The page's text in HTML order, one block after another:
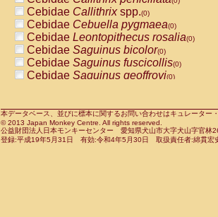
CercopithecidaeCercocebus agilis
CercopithecidaeCercocebus
CercopithecidaeCercocebus
CercopithecidaeCercocebus
CercopithecidaeCercocebus
CercopithecidaeCercocebushybrid
CercopithecidaePapio anubis(0)
CercopithecidaePapio cynocephalus
CercopithecidaePapio hamadryas(0)
Cebidae Callithrixspp.(0)
Cebidae Cebuella pygmaea(0)
Cebidae Leontopithecus rosalia(0)
Cebidae Saguinus bicolor(0)
Cebidae Saguinus fuscicollis(0)
Cebidae Saguinus geoffroyi(0)
CebidaeSaguinus leucopus(0)
CebidaeSaguinus midas(0)
Cebidae Saguinus mystax(0)
本データベース、並びに標本に関するお問い合わせはキュレータ
© 2013 Japan Monkey Centre. All rights reserved.
公益財団法人日本モンキーセンター 愛知県犬山市大字犬山字官
登録:平成19年5月31日 有効:令和4年5月30日 取扱責任者:綿貫宏